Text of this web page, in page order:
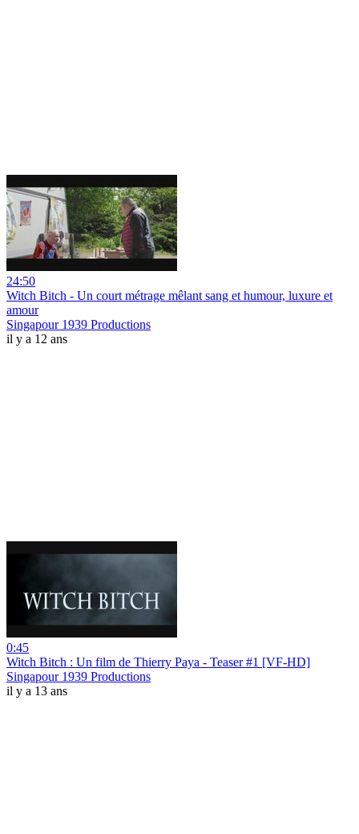
24:50
Witch Bitch - Un court métrage mêlant sang et humour, luxure et
amour
Singapour 1939 Productions
il y a 12 ans
0:45
Witch Bitch : Un film de Thierry Paya - Teaser #1 [VF-HD]
Singapour 1939 Productions
il y a 13 ans